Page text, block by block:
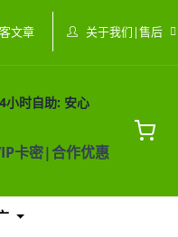
文章 关于我们|售后
小时自助: 安心
卡密|合作优惠